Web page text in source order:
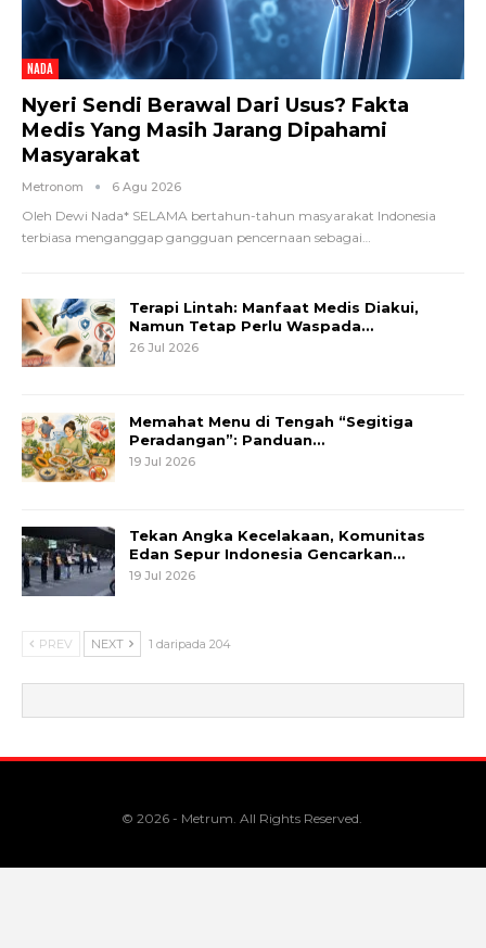
NADA
Nyeri Sendi Berawal Dari Usus? Fakta
Medis Yang Masih Jarang Dipahami
Masyarakat
Metronom 6 Agu 2026
Oleh Dewi Nada* SELAMA bertahun-tahun masyarakat Indonesia
terbiasa menganggap gangguan pencernaan sebagai
Terapi Lintah: Manfaat Medis Diakui,
Namun Tetap Perlu Waspada…
26 Jul 2026
Memahat Menu di Tengah “Segitiga
Peradangan”: Panduan…
19 Jul 2026
Tekan Angka Kecelakaan, Komunitas
Edan Sepur Indonesia Gencarkan…
19 Jul 2026
PREV NEXT 1 daripada 204
© 2026 - Metrum. All Rights Reserved.